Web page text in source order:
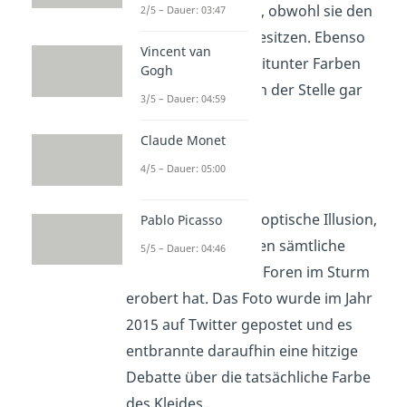
oder dunkel zu sein, obwohl sie den
besitzen. Ebenso
kann dein Gehirn mitunter Farben
wahrnehmen, die an der Stelle gar
Das Kleid
Das Kleid“ ist eine optische Illusion,
die vor einigen Jahren sämtliche
soziale Medien und Foren im Sturm
erobert hat. Das Foto wurde im Jahr
2015 auf Twitter gepostet und es
entbrannte daraufhin eine hitzige
Debatte über die tatsächliche Farbe
2/5 – Dauer: 03:47
Vincent van
Gogh
3/5 – Dauer: 04:59
Claude Monet
4/5 – Dauer: 05:00
Pablo Picasso
5/5 – Dauer: 04:46